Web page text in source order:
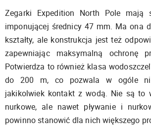
Zegarki Expedition North Pole mają
imponującej średnicy 47 mm. Ma ona
kształty, ale konstrukcja jest też
zapewniając maksymalną ochronę
Potwierdza to również klasa
do 200 m, co pozwala w ogóle
jakikolwiek kontakt z wodą. Nie są to
nurkowe, ale nawet pływanie i
powinno stanowić dla nich większego